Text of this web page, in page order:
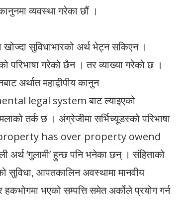
व्यवस्था गरेका छौं ।
खोज्दा सुविधाभारको अर्थ भेट्न सकिएन ।
परिभाषा गरेको छैन । तर व्याख्या गरेको छ ।
अर्थात महाद्वीपीय कानुन
legal system बाट ल्याइएको
तर्क छ । अंग्रेजीमा सर्भिच्यूडस्को परिभाषा
has over property owend
‘गुलामी’ हुन्छ पनि भनेका छन् । संहिताको
सुविधा, आपतकालिन अवस्थामा मानवीय
हकभोगमा भएको सम्पत्ति समेत अर्कोले प्रयोग गर्न